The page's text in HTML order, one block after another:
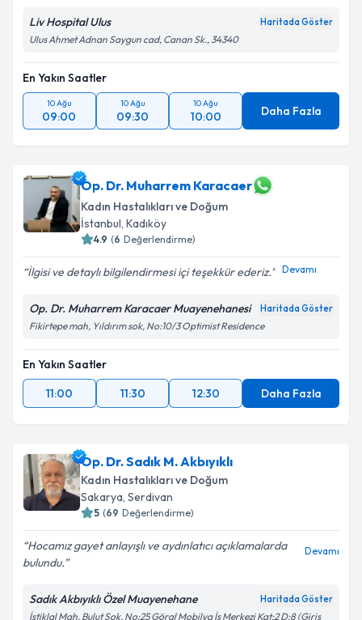
Liv Hospital Ulus Haritada Göster
Ulus Ahmet Adnan Saygun cad, Canan Sk., 34340
En Yakın Saatler
10 Ağu
09:00
10 Ağu
09:30
10 Ağu
10:00 Daha Fazla
Op. Dr. Muharrem Karacaer
Kadın Hastalıkları ve Doğum
İstanbul, Kadıköy
4.9 (6 Değerlendirme)
İlgisi ve detaylı bilgilendirmesi içi teşekkür ederiz. Devamı
Op. Dr. Muharrem Karacaer Muayenehanesi Haritada Göster
Fikirtepe mah, Yıldırım sok, No:10/3 Optimist Residence
En Yakın Saatler
11:00
11:30 12:30 Daha Fazla
Op. Dr. Sadık M. Akbıyıklı
Kadın Hastalıkları ve Doğum
Sakarya, Serdivan
5 (69 Değerlendirme)
Hocamız gayet anlayışlı ve aydınlatıcı açıklamalarda
bulundu.
Devamı
Sadık Akbıyıklı Özel Muayenehane Haritada Göster
İstiklal Mah. Bulut Sok. No:25 Göral Mobilya İş Merkezi Kat:2 D:8 (Giriş